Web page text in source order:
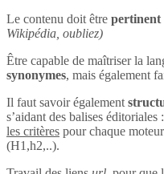
Le contenu doit être pertinent
Wikipédia, oubliez)
Être capable de maîtriser la
synonymes, mais également
Il faut savoir également
s’aidant des balises
les critères pour chaque
(H1,h2,..).